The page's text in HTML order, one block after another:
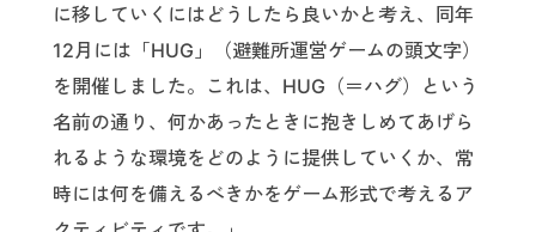
に移していくにはどうしたら良いかと考え、同年
12月には「HUG」（避難所運営ゲームの頭文字）
を開催しました。これは、HUG（＝ハグ）という
名前の通り、何かあったときに抱きしめてあげら
れるような環境をどのように提供していくか、常
時には何を備えるべきかをゲーム形式で考えるア